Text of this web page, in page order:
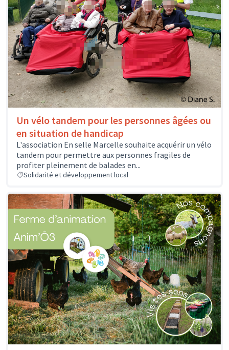
Un vélo tandem pour les personnes âgées ou
en situation de handicap
L'association En selle Marcelle souhaite acquérir un vélo
tandem pour permettre aux personnes fragiles de
profiter pleinement de balades en...
Solidarité et développement local